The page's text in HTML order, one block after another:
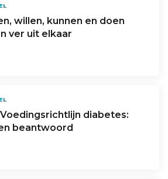
willen, kunnen en doen
ver uit elkaar
Voedingsrichtlijn diabetes:
beantwoord